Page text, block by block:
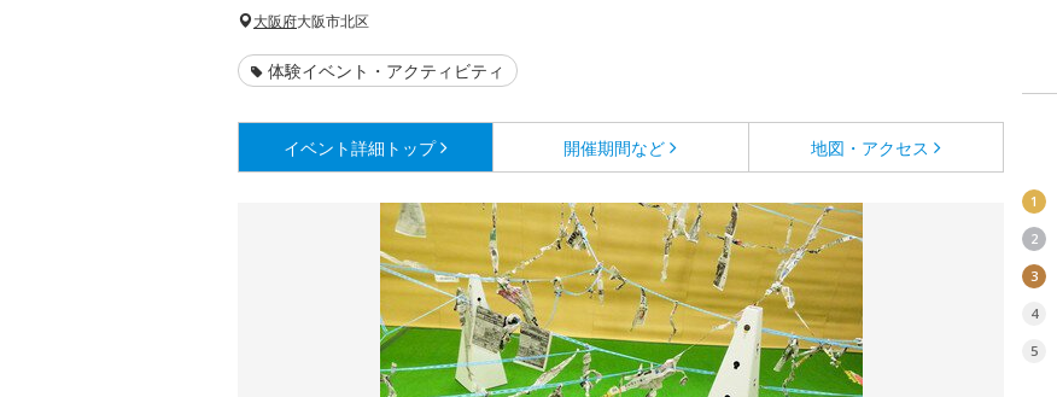
大阪府大阪市北区
体験イベント・アクティビティ
イベント詳細 トップ 開催期間など 地図・アクセス
1
2
3
4
5